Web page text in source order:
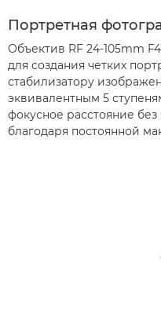
Портретная
Объектив RF 24-105mm
для создания четких
стабилизатору
эквивалентным 5
фокусное расстояние
благодаря постоянной